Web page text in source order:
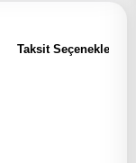
Taksit Seçenekleri